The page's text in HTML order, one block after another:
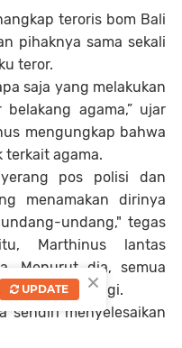
teroris bom Bali
pihaknya sama sekali
teror.
saja yang melakukan
agama,” ujar
mengungkap bahwa
terkait agama.
pos polisi dan
menamakan dirinya
undang," tegas
Marthinus lantas
Menurut dia, semua
lebih luas lagi.
sendiri menyelesaikan
×
UPDATE